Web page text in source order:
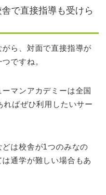
で直接指導も受けら
ら、対面で直接指導が
ですね。
マンアカデミーは全国
ればぜひ利用したいサー
は校舎が1つのみなの
通学が難しい場合もあ